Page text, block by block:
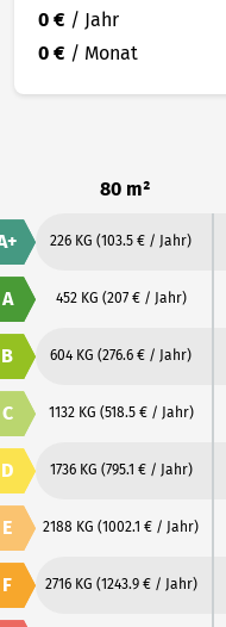
0 € / Jahr
0 € / Monat
80 m²
226 KG (103.5 € / Jahr)
A 452 KG (207 € / Jahr)
B 604 KG (276.6 € / Jahr)
C 1132 KG (518.5 € / Jahr)
D 1736 KG (795.1 € / Jahr)
E 2188 KG (1002.1 € / Jahr)
F 2716 KG (1243.9 € / Jahr)